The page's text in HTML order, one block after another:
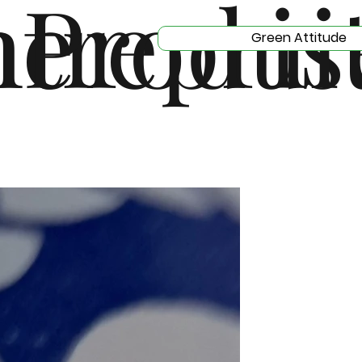
Green Attitude